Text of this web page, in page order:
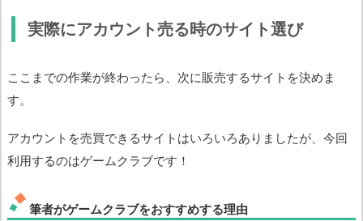
実際にアカウント売る時のサイト選び
ここまでの作業が終わったら、次に販売するサイトを決めま
す。
アカウントを売買できるサイトはいろいろありましたが、今回
利用するのはゲームクラブです！
筆者がゲームクラブをおすすめする理由